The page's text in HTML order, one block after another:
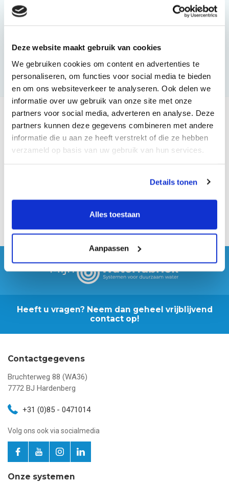
Deze website maakt gebruik van cookies
We gebruiken cookies om content en advertenties te
personaliseren, om functies voor social media te bieden
en om ons websiteverkeer te analyseren. Ook delen we
informatie over uw gebruik van onze site met onze
partners voor social media, adverteren en analyse. Deze
partners kunnen deze gegevens combineren met andere
informatie die u aan ze heeft verstrekt of die ze hebben
verzameld op basis van uw gebruik van hun services.
Details tonen
Alles toestaan
Aanpassen
bedrijfsterrein waterneutraal of een bron van water.
Benieuwd naar de mogelijkheden?
Bekijk onze producten
Onze partners
Heeft u vragen? Neem dan geheel vrijblijvend
contact op!
Contactgegevens
Bruchterweg 88 (WA36)
7772 BJ Hardenberg
+31 (0)85 - 0471014
Volg ons ook via socialmedia
Onze systemen